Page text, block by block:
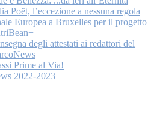
Poët, l’eccezione a nessuna regola
Europea a Bruxelles per il progetto
degli attestati ai redattori del
Prime al Via!
2022-2023